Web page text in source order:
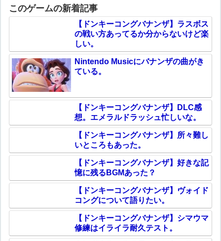
このゲームの新着記事
【ドンキーコングバナンザ】ラスボス
の戦い方あってるか分からないけど楽
しい。
Nintendo Musicにバナンザの曲がき
ている。
【ドンキーコングバナンザ】DLC感
想。エメラルドラッシュ忙しいな。
【ドンキーコングバナンザ】所々難し
いところもあった。
【ドンキーコングバナンザ】好きな記
憶に残るBGMあった？
【ドンキーコングバナンザ】ヴォイド
コングについて語りたい。
【ドンキーコングバナンザ】シマウマ
修練はイライラ耐久テスト。